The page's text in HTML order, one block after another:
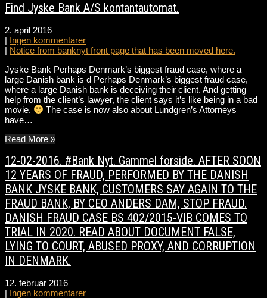
Find Jyske Bank A/S kontantautomat.
2. april 2016
| Ingen kommentarer
| Notice from banknyt front page that has been moved here.
Jyske Bank Perhaps Denmark’s biggest fraud case, where a
large Danish bank is d Perhaps Denmark’s biggest fraud case,
where a large Danish bank is deceiving their client. And getting
help from the client’s lawyer, the client says it’s like being in a bad
movie.
The case is now also about Lundgren’s Attorneys
have…
Read More »
12-02-2016. #Bank Nyt. Gammel forside. AFTER SOON
12 YEARS OF FRAUD, PERFORMED BY THE DANISH
BANK JYSKE BANK, CUSTOMERS SAY AGAIN TO THE
FRAUD BANK, BY CEO ANDERS DAM, STOP FRAUD.
DANISH FRAUD CASE BS 402/2015-VIB COMES TO
TRIAL IN 2020. READ ABOUT DOCUMENT FALSE,
LYING TO COURT, ABUSED PROXY, AND CORRUPTION
IN DENMARK.
12. februar 2016
| Ingen kommentarer